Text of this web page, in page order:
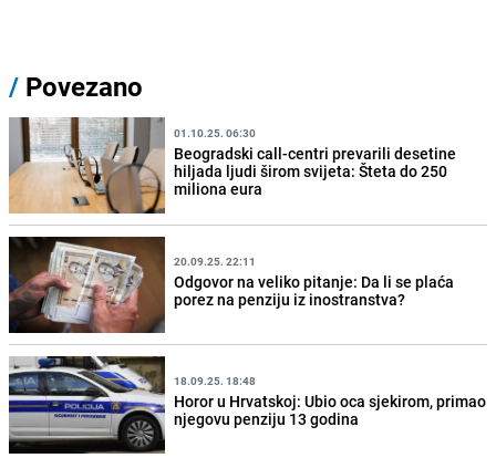
/ Povezano
01.10.25. 06:30
Beogradski call-centri prevarili desetine
hiljada ljudi širom svijeta: Šteta do 250
miliona eura
20.09.25. 22:11
Odgovor na veliko pitanje: Da li se plaća
porez na penziju iz inostranstva?
18.09.25. 18:48
Horor u Hrvatskoj: Ubio oca sjekirom, primao
njegovu penziju 13 godina